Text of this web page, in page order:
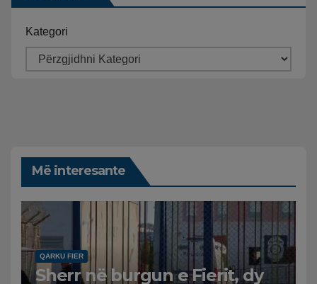
Kategori
Më interesante
QARKU FIER
Sherr në burgun e Fierit, dy